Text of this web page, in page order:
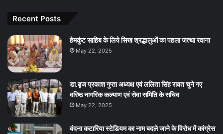
Recent Posts
हेमकुंट साहिब के लिये सिख श्रद्धालुओं का पहला जत्था रवाना
May 22, 2025
डा.बृज प्रकाश गुप्ता अध्यक्ष एवं ललिता सिंह रावत चुने गए
वरिष्ठ नागरिक कल्याण एवं सेवा समिति के सचिव
May 22, 2025
वंदना कटारिया स्टेडियम का नाम बदले जाने के विरोध में कांग्रेस